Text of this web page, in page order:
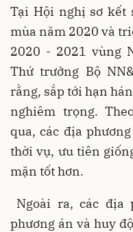
Tại Hội nghị sơ kết
mùa năm 2020 và
2020 - 2021 vùng
Thứ trưởng Bộ
rằng, sắp tới hạn
nghiêm trọng.
qua, các địa
thời vụ, ưu tiên
mặn tốt hơn.
Ngoài ra, các địa
phương án và huy